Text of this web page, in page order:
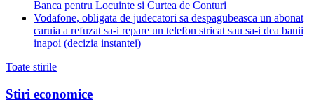
Banca pentru Locuinte si Curtea de Conturi
Vodafone, obligata de judecatori sa despagubeasca un abonat
caruia a refuzat sa-i repare un telefon stricat sau sa-i dea banii
inapoi (decizia instantei)
Toate stirile
Stiri economice